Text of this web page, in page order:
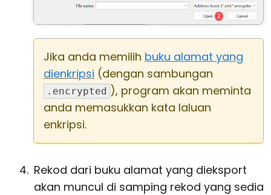
Jika anda memilih buku alamat yang
dienkripsi (dengan sambungan
.encrypted ), program akan meminta
anda memasukkan kata laluan
enkripsi.
Rekod dari buku alamat yang dieksport
akan muncul di samping rekod yang sedia